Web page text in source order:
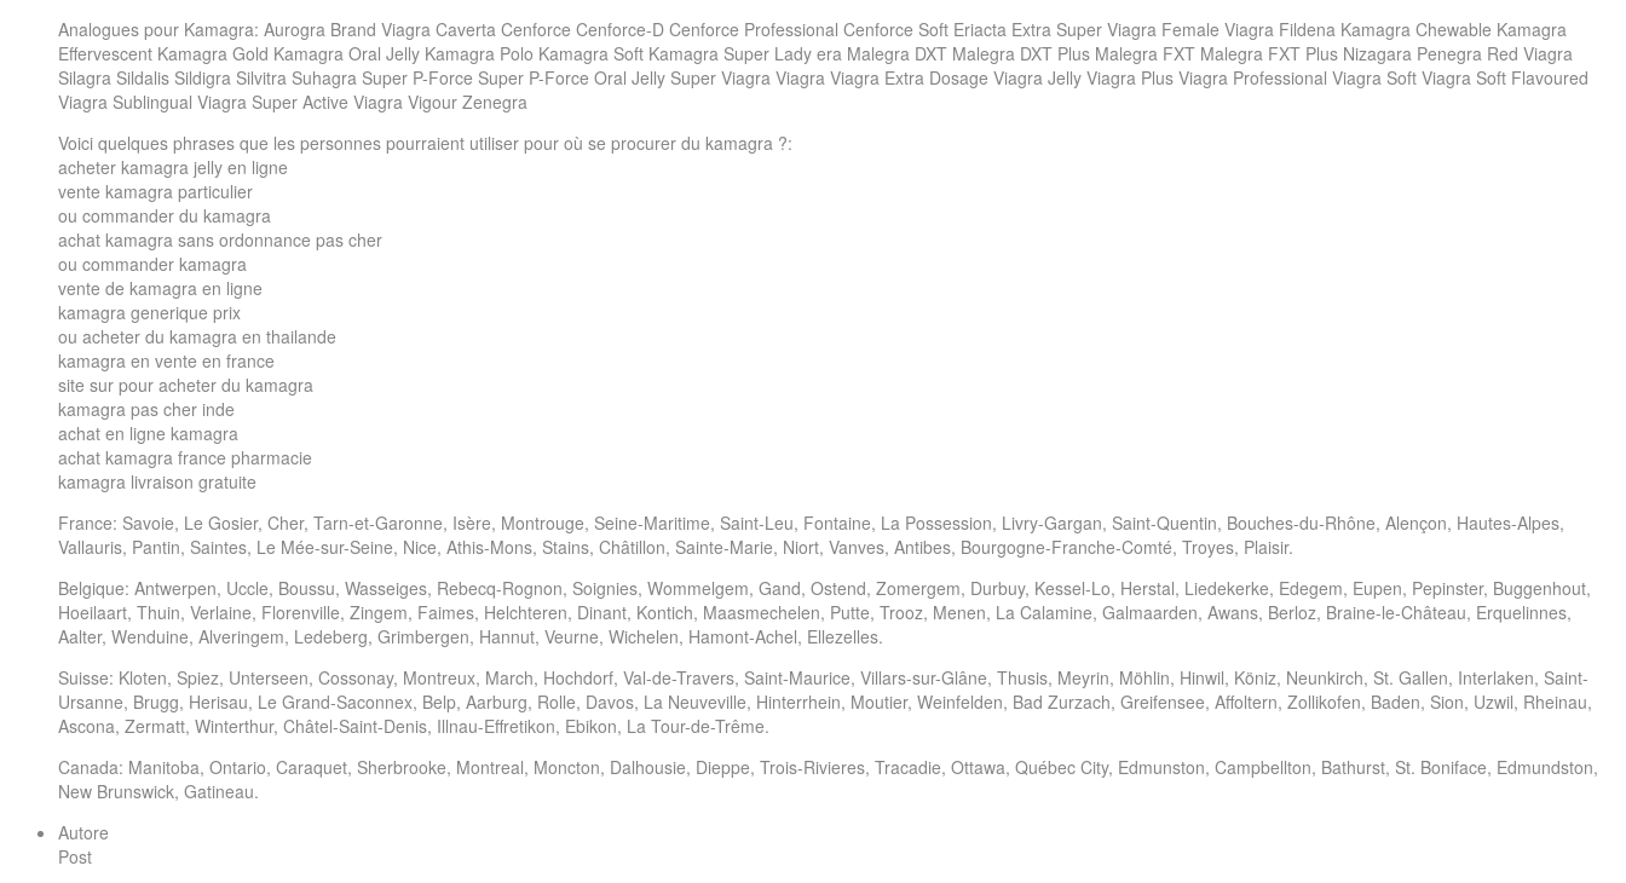
Analogues pour Kamagra: Aurogra Brand Viagra Caverta Cenforce Cenforce-D Cenforce Professional Cenforce Soft Eriacta Extra Super Viagra Female Viagra Fildena Kamagra Chewable Kamagra
Effervescent Kamagra Gold Kamagra Oral Jelly Kamagra Polo Kamagra Soft Kamagra Super Lady era Malegra DXT Malegra DXT Plus Malegra FXT Malegra FXT Plus Nizagara Penegra Red Viagra
Silagra Sildalis Sildigra Silvitra Suhagra Super P-Force Super P-Force Oral Jelly Super Viagra Viagra Viagra Extra Dosage Viagra Jelly Viagra Plus Viagra Professional Viagra Soft Viagra Soft Flavoured
Viagra Sublingual Viagra Super Active Viagra Vigour Zenegra
Voici quelques phrases que les personnes pourraient utiliser pour où se procurer du kamagra ?:
acheter kamagra jelly en ligne
vente kamagra particulier
ou commander du kamagra
achat kamagra sans ordonnance pas cher
ou commander kamagra
vente de kamagra en ligne
kamagra generique prix
ou acheter du kamagra en thailande
kamagra en vente en france
site sur pour acheter du kamagra
kamagra pas cher inde
achat en ligne kamagra
achat kamagra france pharmacie
kamagra livraison gratuite
France: Savoie, Le Gosier, Cher, Tarn-et-Garonne, Isère, Montrouge, Seine-Maritime, Saint-Leu, Fontaine, La Possession, Livry-Gargan, Saint-Quentin, Bouches-du-Rhône, Alençon, Hautes-Alpes,
Vallauris, Pantin, Saintes, Le Mée-sur-Seine, Nice, Athis-Mons, Stains, Châtillon, Sainte-Marie, Niort, Vanves, Antibes, Bourgogne-Franche-Comté, Troyes, Plaisir.
Belgique: Antwerpen, Uccle, Boussu, Wasseiges, Rebecq-Rognon, Soignies, Wommelgem, Gand, Ostend, Zomergem, Durbuy, Kessel-Lo, Herstal, Liedekerke, Edegem, Eupen, Pepinster, Buggenhout,
Hoeilaart, Thuin, Verlaine, Florenville, Zingem, Faimes, Helchteren, Dinant, Kontich, Maasmechelen, Putte, Trooz, Menen, La Calamine, Galmaarden, Awans, Berloz, Braine-le-Château, Erquelinnes,
Aalter, Wenduine, Alveringem, Ledeberg, Grimbergen, Hannut, Veurne, Wichelen, Hamont-Achel, Ellezelles.
Suisse: Kloten, Spiez, Unterseen, Cossonay, Montreux, March, Hochdorf, Val-de-Travers, Saint-Maurice, Villars-sur-Glâne, Thusis, Meyrin, Möhlin, Hinwil, Köniz, Neunkirch, St. Gallen, Interlaken, Saint-
Ursanne, Brugg, Herisau, Le Grand-Saconnex, Belp, Aarburg, Rolle, Davos, La Neuveville, Hinterrhein, Moutier, Weinfelden, Bad Zurzach, Greifensee, Affoltern, Zollikofen, Baden, Sion, Uzwil, Rheinau,
Ascona, Zermatt, Winterthur, Châtel-Saint-Denis, Illnau-Effretikon, Ebikon, La Tour-de-Trême.
Canada: Manitoba, Ontario, Caraquet, Sherbrooke, Montreal, Moncton, Dalhousie, Dieppe, Trois-Rivieres, Tracadie, Ottawa, Québec City, Edmunston, Campbellton, Bathurst, St. Boniface, Edmundston,
New Brunswick, Gatineau.
Autore
Post